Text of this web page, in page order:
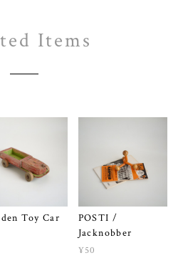
Items
Toy Car
POSTI /
Jacknobber
¥50